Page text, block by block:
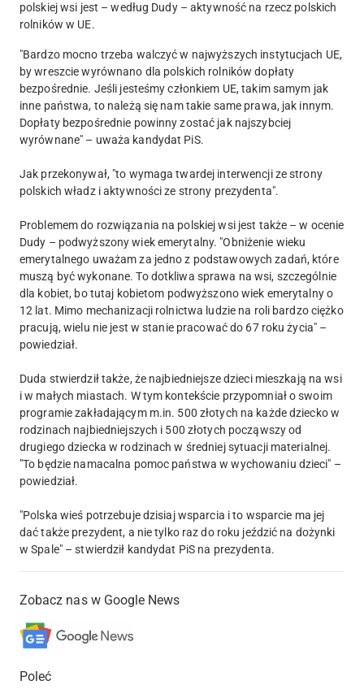
polskiej wsi jest – według Dudy – aktywność na rzecz polskich
rolników w UE.
"Bardzo mocno trzeba walczyć w najwyższych instytucjach UE,
by wreszcie wyrównano dla polskich rolników dopłaty
bezpośrednie. Jeśli jesteśmy członkiem UE, takim samym jak
inne państwa, to należą się nam takie same prawa, jak innym.
Dopłaty bezpośrednie powinny zostać jak najszybciej
wyrównane" – uważa kandydat PiS.
Jak przekonywał, "to wymaga twardej interwencji ze strony
polskich władz i aktywności ze strony prezydenta".
Problemem do rozwiązania na polskiej wsi jest także – w ocenie
Dudy – podwyższony wiek emerytalny. "Obniżenie wieku
emerytalnego uważam za jedno z podstawowych zadań, które
muszą być wykonane. To dotkliwa sprawa na wsi, szczególnie
dla kobiet, bo tutaj kobietom podwyższono wiek emerytalny o
12 lat. Mimo mechanizacji rolnictwa ludzie na roli bardzo ciężko
pracują, wielu nie jest w stanie pracować do 67 roku życia" –
powiedział.
Duda stwierdził także, że najbiedniejsze dzieci mieszkają na wsi
i w małych miastach. W tym kontekście przypomniał o swoim
programie zakładającym m.in. 500 złotych na każde dziecko w
rodzinach najbiedniejszych i 500 złotych począwszy od
drugiego dziecka w rodzinach w średniej sytuacji materialnej.
"To będzie namacalna pomoc państwa w wychowaniu dzieci" –
powiedział.
"Polska wieś potrzebuje dzisiaj wsparcia i to wsparcie ma jej
dać także prezydent, a nie tylko raz do roku jeździć na dożynki
w Spale" – stwierdził kandydat PiS na prezydenta.
Zobacz nas w Google News
Poleć